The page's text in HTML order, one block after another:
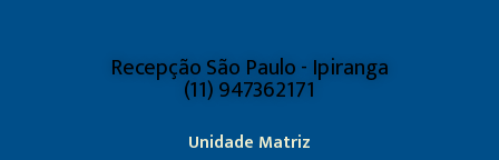
Recepção São Paulo - Ipiranga
(11) 947362171
Unidade Matriz